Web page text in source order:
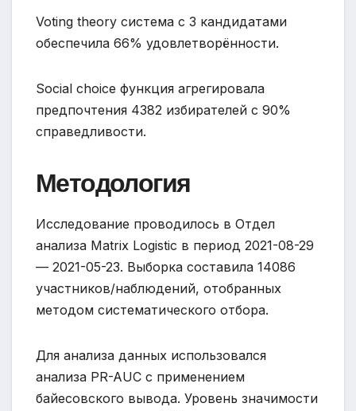
Voting theory система с 3 кандидатами
обеспечила 66% удовлетворённости.
Social choice функция агрегировала
предпочтения 4382 избирателей с 90%
справедливости.
Методология
Исследование проводилось в Отдел
анализа Matrix Logistic в период 2021-08-29
— 2021-05-23. Выборка составила 14086
участников/наблюдений, отобранных
методом систематического отбора.
Для анализа данных использовался
анализа PR-AUC с применением
байесовского вывода. Уровень значимости